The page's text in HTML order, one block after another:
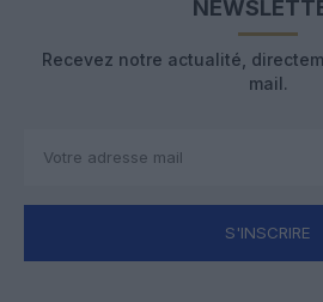
Recevez notre actualité,
mail.
S'INSCRIRE